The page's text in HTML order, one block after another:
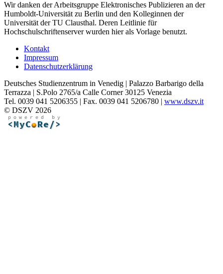
Wir danken der Arbeitsgruppe Elektronisches Publizieren an der
Humboldt-Universität zu Berlin und den Kolleginnen der
Universität der TU Clausthal. Deren Leitlinie für
Hochschulschriftenserver wurden hier als Vorlage benutzt.
Kontakt
Impressum
Datenschutzerklärung
Deutsches Studienzentrum in Venedig | Palazzo Barbarigo della
Terrazza | S.Polo 2765/a Calle Corner 30125 Venezia
Tel. 0039 041 5206355 | Fax. 0039 041 5206780 | www.dszv.it
© DSZV 2026